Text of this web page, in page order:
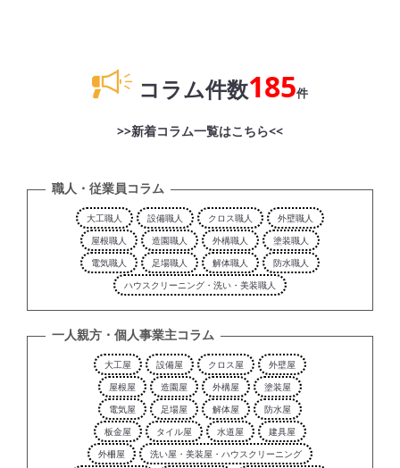
コラム件数185件
>>新着コラム一覧はこちら<<
職人・従業員コラム
大工職人 設備職人 クロス職人
外壁職人
屋根職人
造園職人 外構職人
塗装職人
電気職人
足場職人 解体職人
防水職人
ハウスクリーニング・洗い・美装職人
一人親方・個人事業主コラム
大工屋 設備屋 クロス屋
外壁屋
屋根屋
造園屋 外構屋
塗装屋
電気屋
足場屋 解体屋
防水屋
板金屋
タイル屋 水道屋
建具屋
外柵屋
洗い屋・美装屋・ハウスクリーニング